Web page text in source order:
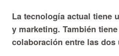
La tecnología actual tiene
y marketing. También
colaboración entre las